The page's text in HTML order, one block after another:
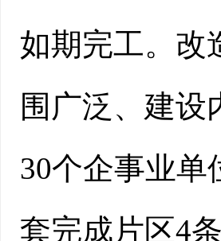
如期完工。改
围广泛、建设
30个企事业单
套完成片区4